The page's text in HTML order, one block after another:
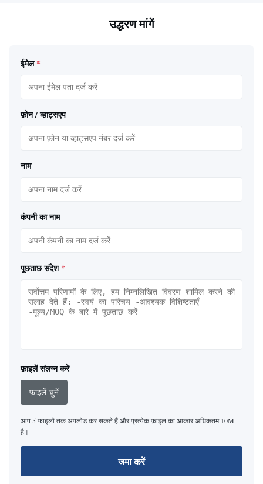
उद्धरण मांगें
ईमेल *
फ़ोन / व्हाट्सएप
नाम
कंपनी का नाम
पूछताछ संदेश *
फ़ाइलें संलग्न करें
फ़ाइलें चुनें
आप 5 फ़ाइलों तक अपलोड कर सकते हैं और प्रत्येक फ़ाइल का आकार अधिकतम 10M
है।
जमा करें